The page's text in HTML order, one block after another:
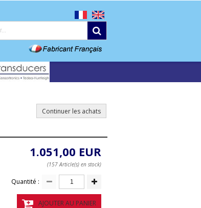
Continuer les achats
1.051,00 EUR
(157 Article(s) en stock)
Quantité :
AJOUTER AU PANIER